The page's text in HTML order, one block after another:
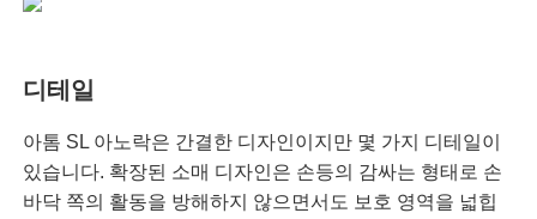
디테일
아톰 SL 아노락은 간결한 디자인이지만 몇 가지 디테일이
있습니다. 확장된 소매 디자인은 손등의 감싸는 형태로 손
바닥 쪽의 활동을 방해하지 않으면서도 보호 영역을 넓힙